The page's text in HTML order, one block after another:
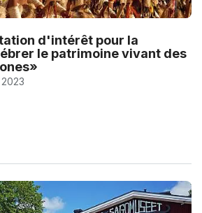
d'intérêt pour la
le patrimoine vivant des